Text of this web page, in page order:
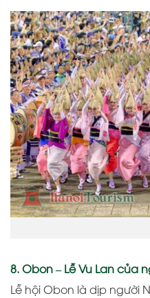
8. Obon – Lễ Vu Lan của
Lễ hội Obon là dịp người